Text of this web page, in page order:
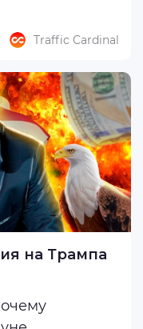
для
— это
Traffic Cardinal
на Трампа